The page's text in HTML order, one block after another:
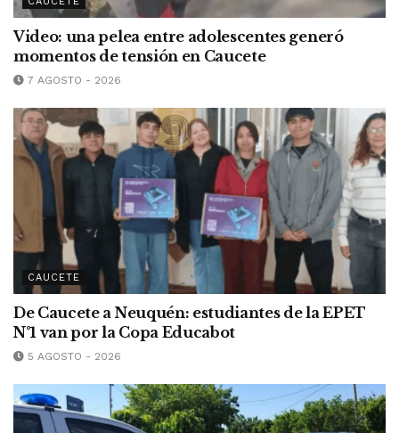
Video: una pelea entre adolescentes generó
momentos de tensión en Caucete
7 AGOSTO - 2026
CAUCETE
De Caucete a Neuquén: estudiantes de la EPET
N°1 van por la Copa Educabot
5 AGOSTO - 2026